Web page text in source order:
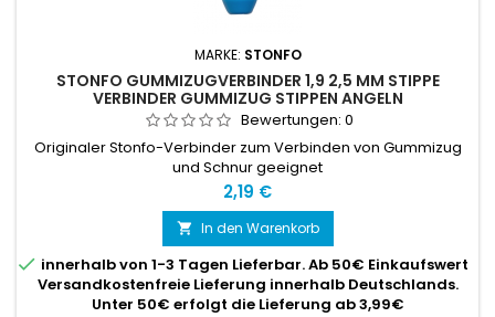
MARKE: STONFO
STONFO GUMMIZUGVERBINDER 1,9 2,5 MM STIPPE
VERBINDER GUMMIZUG STIPPEN ANGELN
Bewertungen: 0
Originaler Stonfo-Verbinder zum Verbinden von Gummizug
und Schnur geeignet
Preis
2,19 €
 In den Warenkorb
 innerhalb von 1-3 Tagen Lieferbar. Ab 50€ Einkaufswert
Versandkostenfreie Lieferung innerhalb Deutschlands.
Unter 50€ erfolgt die Lieferung ab 3,99€